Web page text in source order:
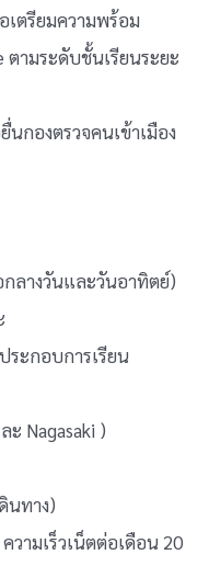
เตรียมความพร้อม
ตามระดับชั้นเรียนระยะ
นกองตรวจคนเข้าเมือง
ลางวันและวันอาทิตย์)
ระกอบการเรียน
Nagasaki )
นทาง)
ามเร็วเน็ตต่อเดือน 20